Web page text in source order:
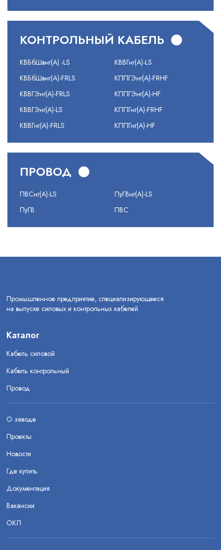
КОНТРОЛЬНЫЙ КАБЕЛЬ
КВБбШвнг(А) -LS
КВБбШвнг(А)-FRLS
КВВГЭнг(А)-FRLS
КВВГЭнг(А)-LS
КВВГнг(А)-FRLS
КВВГнг(А)-LS
КППГЭнг(А)-FRHF
КППГЭнг(А)-HF
КППГнг(А)-FRHF
КППГнг(А)-HF
ПРОВОД
ПВСнг(А)-LS
ПуГВ
ПуГВнг(А)-LS
ПВС
Промышленное предприятие, специализирующееся
на выпуске силовых и контрольных кабелей.
Каталог
Кабель силовой
Кабель контрольный
Провод
О заводе
Проекты
Новости
Где купить
Документация
Вакансии
ОКЛ